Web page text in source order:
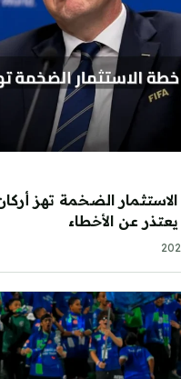
الضخمة تهز
يعتذر عن الأخطاء